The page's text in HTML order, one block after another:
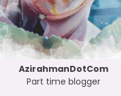
AzirahmanDotCom
Part time blogger